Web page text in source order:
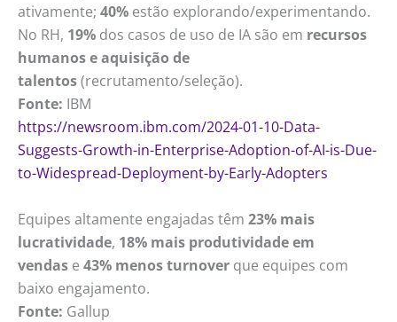
ativamente; 40% estão explorando/experimentando.
No RH, 19% dos casos de uso de IA são em recursos
humanos e aquisição de
talentos(recrutamento/seleção).
Fonte: IBM
https://newsroom.ibm.com/2024-01-10-Data-
Suggests-Growth-in-Enterprise-Adoption-of-AI-is-Due-
to-Widespread-Deployment-by-Early-Adopters
Equipes altamente engajadas têm 23% mais
lucratividade, 18% mais produtividade em
vendas e 43% menos turnover que equipes com
baixo engajamento.
Fonte: Gallup